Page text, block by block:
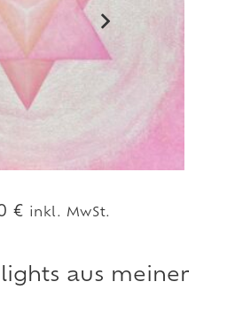
€ inkl. MwSt.
aus meiner